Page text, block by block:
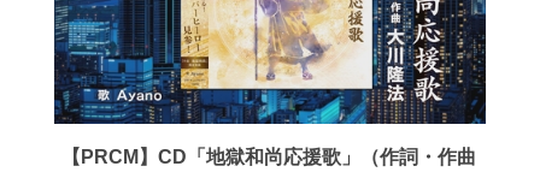
【PRCM】CD「地獄和尚応援歌」（作詞・作曲